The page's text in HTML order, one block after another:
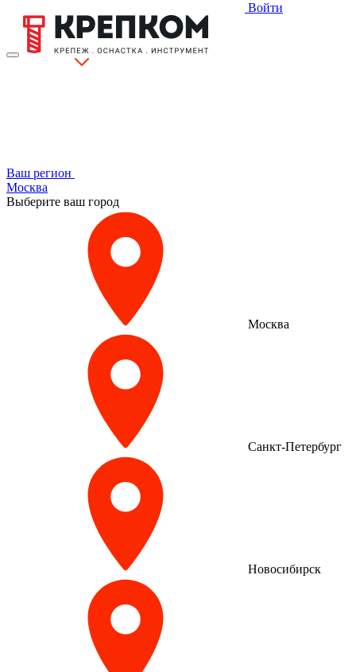
Войти
Ваш регион
Москва
Выберите ваш город
Москва
Санкт-Петербург
Новосибирск